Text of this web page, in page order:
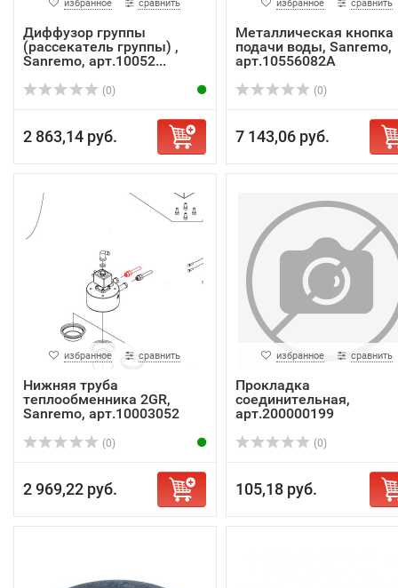
избранное сравнить
Диффузор группы
(рассекатель группы) ,
Sanremo, арт.10052...
(0)
2 863,14 руб.
избранное сравнить
Металлическая кнопка
подачи воды, Sanremo,
арт.10556082A
(0)
7 143,06 руб.
избранное сравнить
Нижняя труба
теплообменника 2GR,
Sanremo, арт.10003052
(0)
2 969,22 руб.
избранное сравнить
Прокладка
соединительная,
арт.200000199
(0)
105,18 руб.